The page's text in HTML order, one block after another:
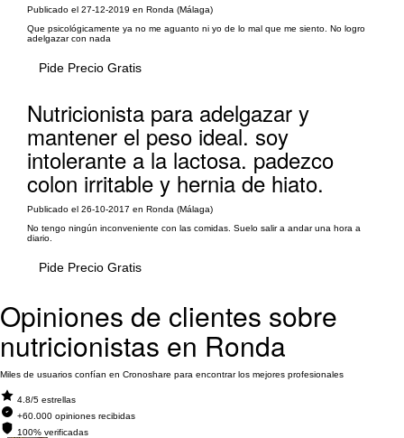
Publicado el 27-12-2019 en Ronda (Málaga)
Que psicológicamente ya no me aguanto ni yo de lo mal que me siento. No logro
adelgazar con nada
Pide Precio Gratis
Nutricionista para adelgazar y
mantener el peso ideal. soy
intolerante a la lactosa. padezco
colon irritable y hernia de hiato.
Publicado el 26-10-2017 en Ronda (Málaga)
No tengo ningún inconveniente con las comidas. Suelo salir a andar una hora a
diario.
Pide Precio Gratis
Opiniones de clientes sobre
nutricionistas en Ronda
Miles de usuarios confían en Cronoshare para encontrar los mejores profesionales
4.8/5 estrellas
+60.000 opiniones recibidas
100% verificadas